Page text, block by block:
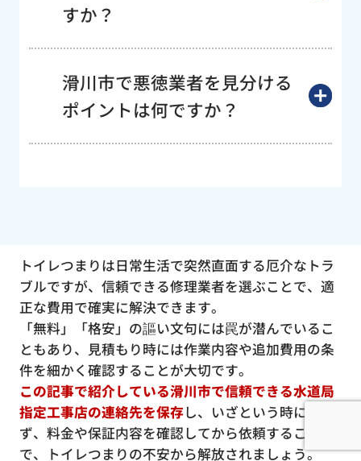
すか？
滑川市で悪徳業者を見分ける
ポイントは何ですか？
トイレつまりは日常生活で突然直面する厄介なトラ
ブルですが、信頼できる修理業者を選ぶことで、適
正な費用で確実に解決できます。
「無料」「格安」の謳い文句には罠が潜んでいるこ
ともあり、見積もり時には作業内容や追加費用の条
件を細かく確認することが大切です。
この記事で紹介している滑川市で信頼できる水道局
指定工事店の連絡先を保存し、いざという時に慌て
ず、料金や保証内容を確認してから依頼すること
で、トイレつまりの不安から解放されましょう。